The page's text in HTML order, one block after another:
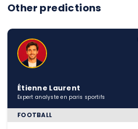
Other predictions
Étienne Laurent
Expert analyste en paris sportifs
FOOTBALL